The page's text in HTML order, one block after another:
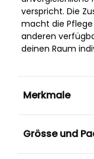
verspricht. Die
macht die
anderen
deinen Raum
Merkmale
Grösse und